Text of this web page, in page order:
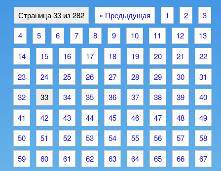
Страница 33 из 282 « Предыдущая 1 2
3
4
5 6 7 8 9 10 11 12
13
14
15 16 17 18 19 20 21
22
23
24 25 26 27 28 29 30
31
32
33 34 35 36 37 38 39
40
41
42 43 44 45 46 47 48
49
50
51 52 53 54 55 56 57
58
59
60 61 62 63 64 65 66
67